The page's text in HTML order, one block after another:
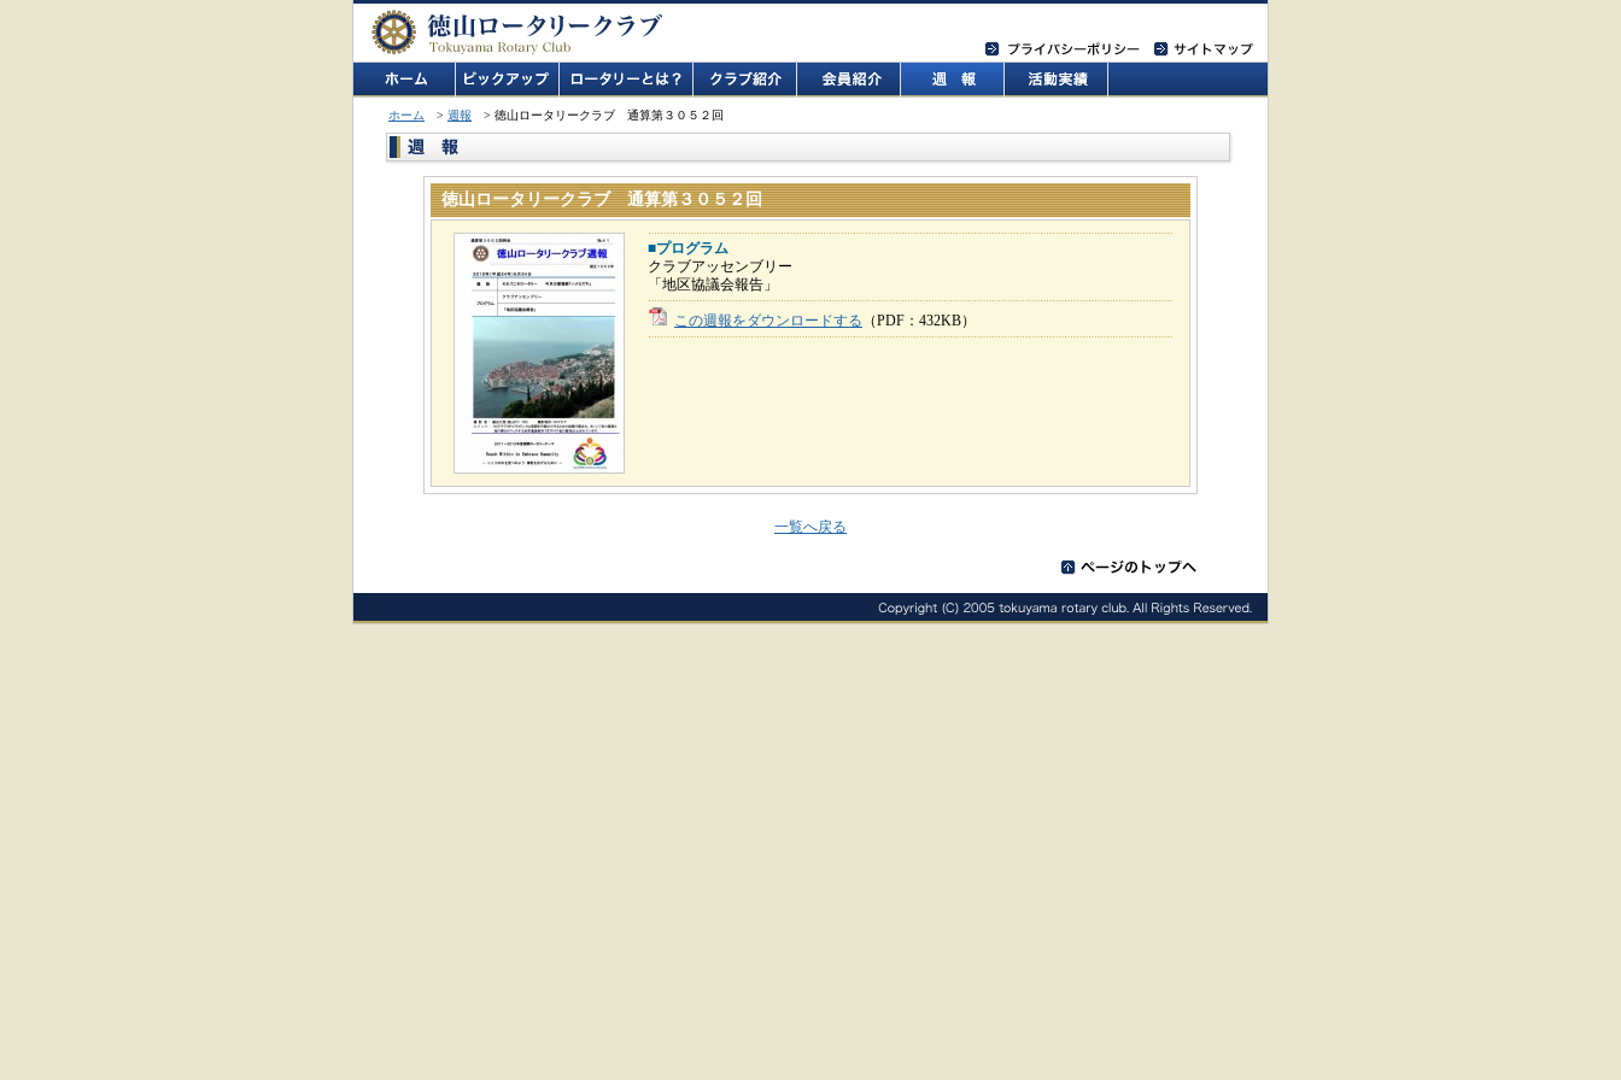
ホーム > 週報 > 徳山ロータリークラブ 通算第３０５２回
徳山ロータリークラブ 通算第３０５２回
■プログラム
クラブアッセンブリー
「地区協議会報告」
この週報をダウンロードする （PDF：432KB）
一覧へ戻る